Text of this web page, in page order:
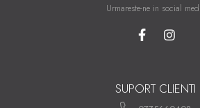
Urmareste-ne in social
SUPORT CLIENTI